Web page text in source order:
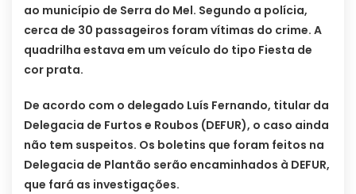
ao município de Serra do Mel. Segundo a polícia,
cerca de 30 passageiros foram vítimas do crime. A
quadrilha estava em um veículo do tipo Fiesta de
cor prata.
De acordo com o delegado Luís Fernando, titular da
Delegacia de Furtos e Roubos (DEFUR), o caso ainda
não tem suspeitos. Os boletins que foram feitos na
Delegacia de Plantão serão encaminhados à DEFUR,
que fará as investigações.